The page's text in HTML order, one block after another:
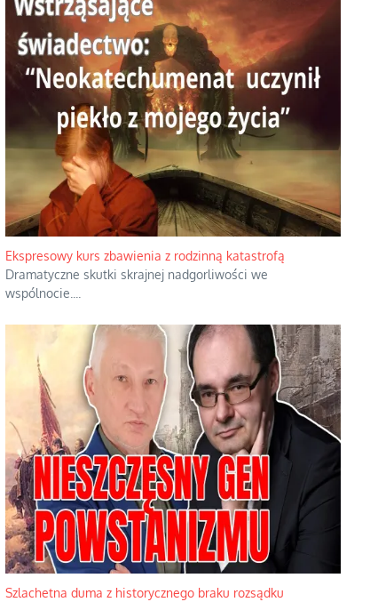
Ekspresowy kurs zbawienia z rodzinną katastrofą
Dramatyczne skutki skrajnej nadgorliwości we
wspólnocie.
Szlachetna duma z historycznego braku rozsądku